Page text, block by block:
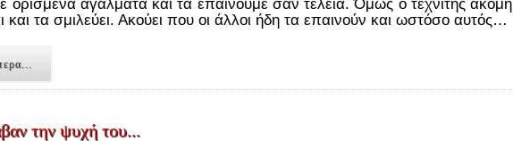
ορισμένα αγάλματα και τα επαινούμε σαν τέλεια. Όμως ο τεχνίτης ακόμη
και τα σμιλεύει. Ακούει που οι άλλοι ήδη τα επαινούν και ωστόσο αυτός…
την ψυχή του...